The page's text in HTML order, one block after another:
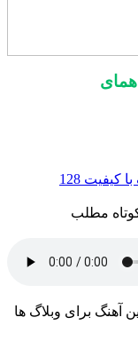
همای
کیفیت 128
مطلب
آهنگ برای وبلاگ ها